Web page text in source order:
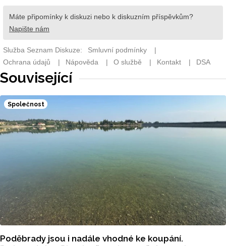
Související
Společnost
Poděbrady jsou i nadále vhodné ke koupání.